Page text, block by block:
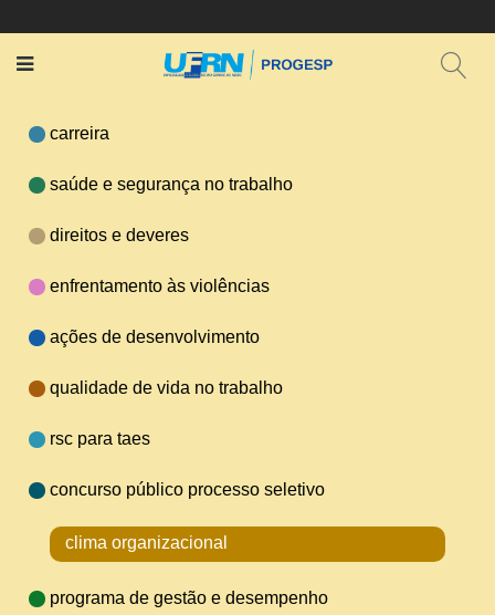
carreira
saúde e segurança no trabalho
direitos e deveres
enfrentamento às violências
ações de desenvolvimento
qualidade de vida no trabalho
rsc para taes
concurso público processo seletivo
clima organizacional
programa de gestão e desempenho